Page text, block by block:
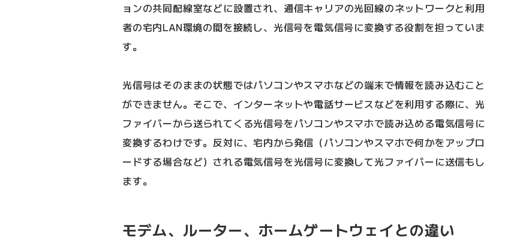
ョンの共同配線室などに設置され、通信キャリアの光回線のネットワークと利用
者の宅内LAN環境の間を接続し、光信号を電気信号に変換する役割を担っていま
す。
光信号はそのままの状態ではパソコンやスマホなどの端末で情報を読み込むこと
ができません。そこで、インターネットや電話サービスなどを利用する際に、光
ファイバーから送られてくる光信号をパソコンやスマホで読み込める電気信号に
変換するわけです。反対に、宅内から発信（パソコンやスマホで何かをアップロ
ードする場合など）される電気信号を光信号に変換して光ファイバーに送信もし
ます。
モデム、ルーター、ホームゲートウェイとの違い